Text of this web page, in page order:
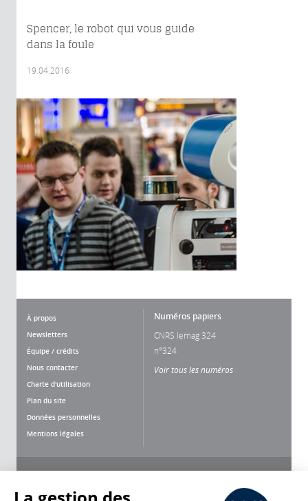
Spencer, le robot qui vous guide
dans la foule
19.04.2016
À propos
Newsletters
Équipe / crédits
Nous contacter
Charte d'utilisation
Plan du site
Données personnelles
Mentions légales
Numéros papiers
CNRS lemag 324
n°324
Voir tous les numéros